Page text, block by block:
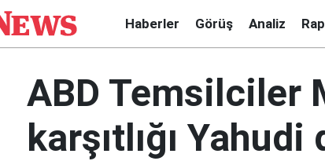
Haberler Görüş Analiz
ABD Temsilciler
karşıtlığı Yahudi